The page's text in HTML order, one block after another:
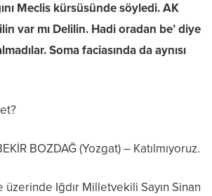
Meclis kürsüsünde söyledi. AK
var mı Delilin. Hadi oradan be’ diye
Soma faciasında da aynısı
BOZDAĞ (Yozgat) – Katılmıyoruz.
üzerinde Iğdır Milletvekili Sayın Sinan